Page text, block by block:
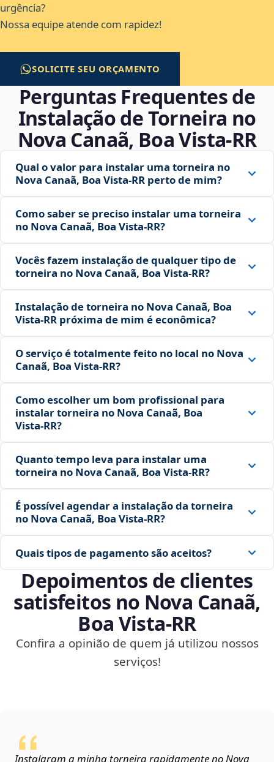
urgência?
Nossa equipe atende com rapidez!
SOLICITE SEU ORÇAMENTO
Perguntas Frequentes de
Instalação de Torneira no
Nova Canaã, Boa Vista‑RR
Qual o valor para instalar uma torneira no
Nova Canaã, Boa Vista‑RR perto de mim?
Como saber se preciso instalar uma torneira
no Nova Canaã, Boa Vista‑RR?
Vocês fazem instalação de qualquer tipo de
torneira no Nova Canaã, Boa Vista‑RR?
Instalação de torneira no Nova Canaã, Boa
Vista‑RR próxima de mim é econômica?
O serviço é totalmente feito no local no Nova
Canaã, Boa Vista‑RR?
Como escolher um bom profissional para
instalar torneira no Nova Canaã, Boa
Vista‑RR?
Quanto tempo leva para instalar uma
torneira no Nova Canaã, Boa Vista‑RR?
É possível agendar a instalação da torneira
no Nova Canaã, Boa Vista‑RR?
Quais tipos de pagamento são aceitos?
Depoimentos de clientes
satisfeitos no Nova Canaã,
Boa Vista‑RR
Confira a opinião de quem já utilizou nossos
serviços!
Instalaram a minha torneira rapidamente no Nova